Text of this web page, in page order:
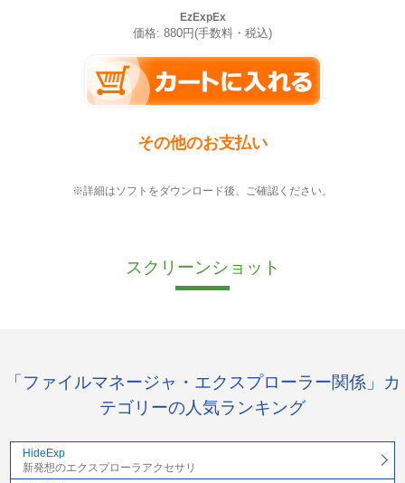
EzExpEx
価格: 880円(手数料・税込)
その他のお支払い
※詳細はソフトをダウンロード後、ご確認ください。
スクリーンショット
「ファイルマネージャ・エクスプローラー関係」カ
テゴリーの人気ランキング
HideExp
新発想のエクスプローラアクセサリ